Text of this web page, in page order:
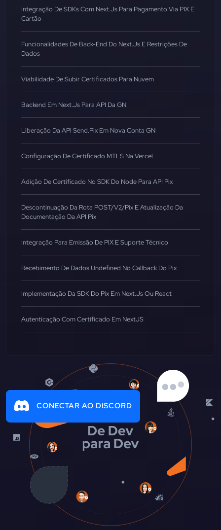
Integração De SDKs Com Next.js Para Pagamento Via PIX E
Cartão
Funcionalidades De Back-End Do Next.js E Restrições De
Dados
Viabilidade De Subir Certificados Para Nuvem
Backend Em Next.Js Para API Da GN
Liberação Da API Send.Pix Em Nova Conta GN
Configuração De Certificado MTLS Na Vercel
Adição De Certificado No SDK Do Node Para API Pix
Descontinuação Da Rota POST/v2/pix E Atualização Da
Documentação Da API Pix
Integração Para Emissão De PIX E Suporte Técnico
Recebimento De Dados Undefined No Callback Do Pix
Implementação Da SDK Do Pix Em Next.js Ou React
Autenticação Com Certificado Em NextJS
CONECTAR AO DISCORD